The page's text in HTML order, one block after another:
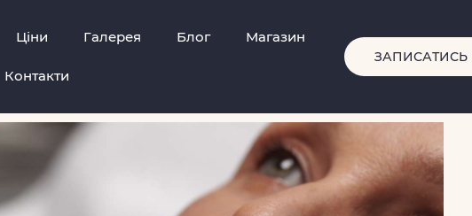
Ціни Галерея Блог Магазин
Контакти
ЗАПИСАТИСЬ